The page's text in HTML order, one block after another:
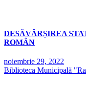
DESĂVÂRȘIREA
ROMÂN
noiembrie 29, 2022
Biblioteca Municipală